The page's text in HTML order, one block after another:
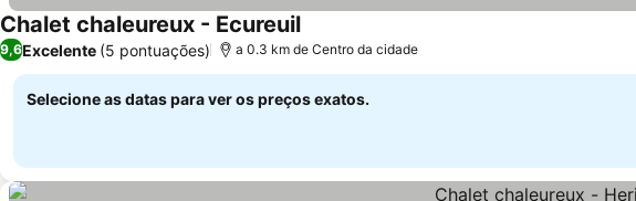
Chalet chaleureux - Ecureuil
9,6Excelente (5 pontuações) a 0.3 km de Centro da cidade
Selecione as datas para ver os preços exatos.